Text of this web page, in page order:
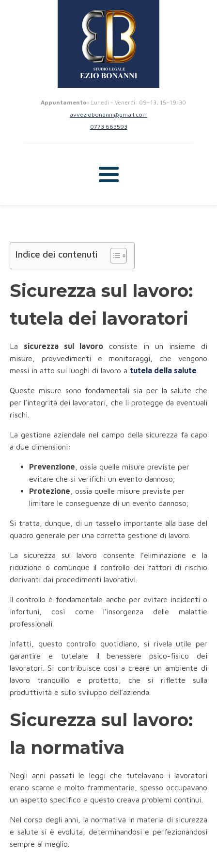
Appuntamento: Lunedi - Venerdi: 09–13, 15–19:30
avveziobonanni@gmail.com
0773 663593
Indice dei contenuti
Sicurezza sul lavoro:
tutela dei lavoratori
La sicurezza sul lavoro consiste in un insieme di
misure, provvedimenti e monitoraggi, che vengono
messi in atto sui luoghi di lavoro a tutela della salute
Queste misure sono fondamentali sia per la salute che
per l’integrità dei lavoratori, che li protegge da eventuali
rischi.
La gestione aziendale nel campo della sicurezza fa capo
a due dimensioni:
Prevenzione , ossia quelle misure previste per
evitare che si verifichi un evento dannoso;
Protezione , ossia quelle misure previste per
limitare le conseguenze di un evento dannoso;
Si tratta, dunque, di un tassello importante alla base del
quadro generale per una corretta gestione di lavoro.
La sicurezza sul lavoro consente l’eliminazione e la
riduzione o comunque il controllo dei fattori di rischio
derivanti dai procedimenti lavorativi.
Il controllo è fondamentale anche per evitare incidenti o
infortuni, così come l’insorgenza delle malattie
professionali.
Infatti, questo controllo quotidiano, si rivela utile per
garantire e tutelare il benessere psico-fisico dei
lavoratori. Si contribuisce così a creare un ambiente di
lavoro tranquillo e protetto, che si riflette sulla
produttività e sullo sviluppo dell’azienda.
Sicurezza sul lavoro:
la normativa
Negli anni passati le leggi che tutelavano i lavoratori
erano scarne e molto frammentarie, spesso occupavano
un aspetto specifico e questo creava problemi continui.
Nel corso degli anni, la normativa in materia di sicurezza
e salute si è evoluta, determinandosi e perfezionandosi
sempre al meglio.